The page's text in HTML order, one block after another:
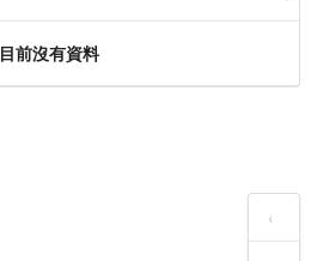
目前沒有資料
‹